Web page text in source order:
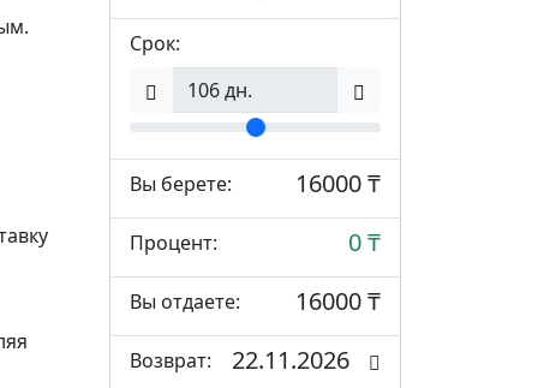
Срок:
Вы берете: 16000 ₸
Процент: 0 ₸
Вы отдаете: 16000 ₸
Возврат: 22.11.2026